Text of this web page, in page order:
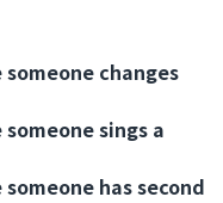
changes
sings a
has second